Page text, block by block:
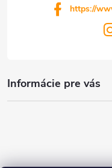
Informácie pre vás
https://